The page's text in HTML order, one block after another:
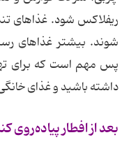
ریفلاکس شود. غذاهای
شوند. بیشتر غذاهای
پس مهم است که برای
داشته باشید و غذای
بعد از افطار پیاده‌روی